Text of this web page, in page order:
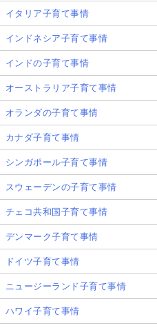
と語ってくれました。
まとめ｜サマージョブ
長・進路への影響
イタリア子育て事情
インドネシア子育て事情
インドの子育て事情
オーストラリア子育て事情
オランダの子育て事情
カナダ子育て事情
シンガポール子育て事情
スウェーデンの子育て事情
チェコ共和国子育て事情
デンマーク子育て事情
ドイツ子育て事情
ニュージーランド子育て事情
ハワイ子育て事情